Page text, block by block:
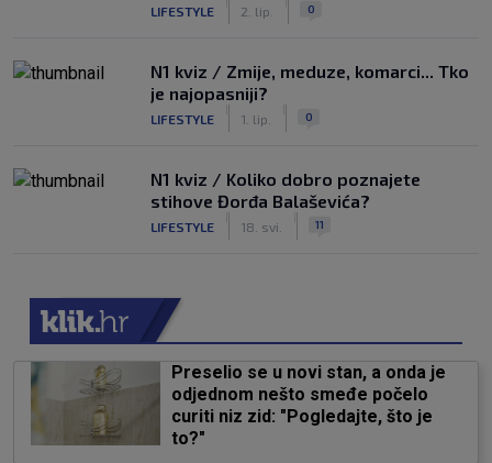
LIFESTYLE 2. lip. 0
N1 kviz / Zmije, meduze, komarci... Tko
je najopasniji?
LIFESTYLE 1. lip. 0
N1 kviz / Koliko dobro poznajete
stihove Đorđa Balaševića?
LIFESTYLE 18. svi. 11
Preselio se u novi stan, a onda je
odjednom nešto smeđe počelo
curiti niz zid: "Pogledajte, što je
to?"